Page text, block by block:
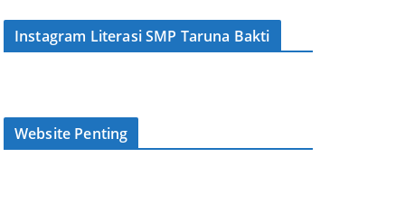
Instagram Literasi SMP Taruna Bakti
Website Penting